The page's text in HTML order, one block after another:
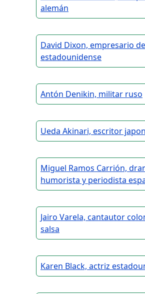
alemán
David Dixon, empresario
estadounidense
Antón Denikin, militar ruso
Ueda Akinari, escritor
Miguel Ramos Carrión,
humorista y periodista
Jairo Varela, cantautor
salsa
Karen Black, actriz